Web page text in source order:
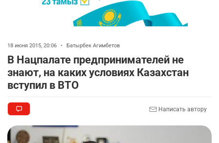
18 июня 2015, 20:06 • Батырбек Агимбетов
В Нацпалате предпринимателей не
знают, на каких условиях Казахстан
вступил в ВТО
Написать автору